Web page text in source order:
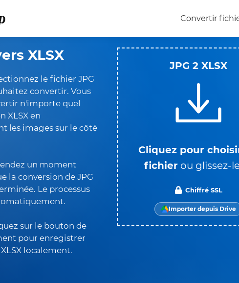
Convertir
XLSX
le fichier JPG
convertir. Vous
n'importe quel
XLSX en
les images sur le côté
un moment
la conversion de JPG
Le processus
sur le bouton de
pour enregistrer
localement.
JPG 2 XLSX
Cliquez pour
fichier ou glissez-
Chiffré SSL
Importer depuis Drive